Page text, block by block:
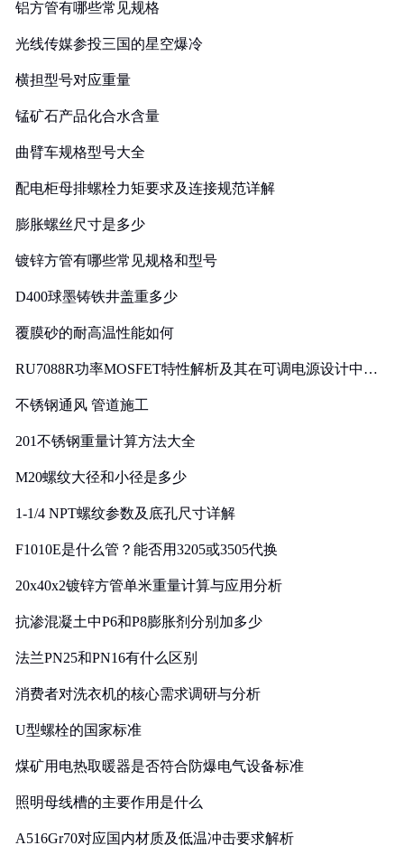
铝方管有哪些常见规格
光线传媒参投三国的星空爆冷
横担型号对应重量
锰矿石产品化合水含量
曲臂车规格型号大全
配电柜母排螺栓力矩要求及连接规范详解
膨胀螺丝尺寸是多少
镀锌方管有哪些常见规格和型号
D400球墨铸铁井盖重多少
覆膜砂的耐高温性能如何
RU7088R功率MOSFET特性解析及其在可调电源设计中的
不锈钢通风 管道施工
201不锈钢重量计算方法大全
M20螺纹大径和小径是多少
1-1/4 NPT螺纹参数及底孔尺寸详解
F1010E是什么管？能否用3205或3505代换
20x40x2镀锌方管单米重量计算与应用分析
抗渗混凝土中P6和P8膨胀剂分别加多少
法兰PN25和PN16有什么区别
消费者对洗衣机的核心需求调研与分析
U型螺栓的国家标准
煤矿用电热取暖器是否符合防爆电气设备标准
照明母线槽的主要作用是什么
A516Gr70对应国内材质及低温冲击要求解析